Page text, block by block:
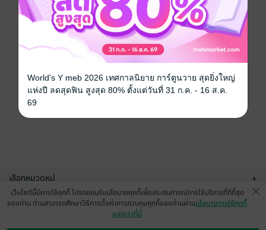
เลือกหมวดหมู่ +
บริการช่วยเหลือ
เว็บไซต์นี้มีการใช้คุกกี้ โปรดยอมรับนโยบายคุกกี้เพื่อประสบการณ์การใช้บริการที่ดีที่สุด
ของท่าน ท่านสามารถศึกษาวิธีการตั้งค่าการควบคุมคุกกี้ของท่านผ่านนโยบายการใช้คุกกี้
ของเราที่นี่
World's Y meb 2026 เทศกาลนิยาย การ์ตูนวาย สุดยิ่งใหญ่
แห่งปี ลดสุดฟิน สูงสุด 80% ตั้งแต่วันที่ 31 ก.ค. - 16 ส.ค.
69